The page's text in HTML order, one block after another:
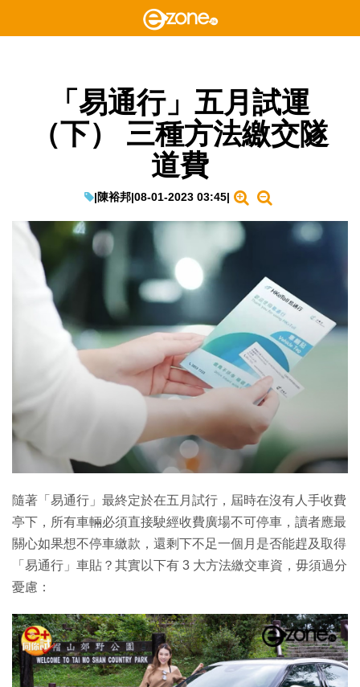
「易通行」五月試運
（下） 三種方法繳交隧
道費
|陳裕邦|08-01-2023 03:45|
隨著「易通行」最終定於在五月試行，屆時在沒有人手收費
亭下，所有車輛必須直接駛經收費廣場不可停車，讀者應最
關心如果想不停車繳款，還剩下不足一個月是否能趕及取得
「易通行」車貼？其實以下有 3 大方法繳交車資，毋須過分
憂慮：